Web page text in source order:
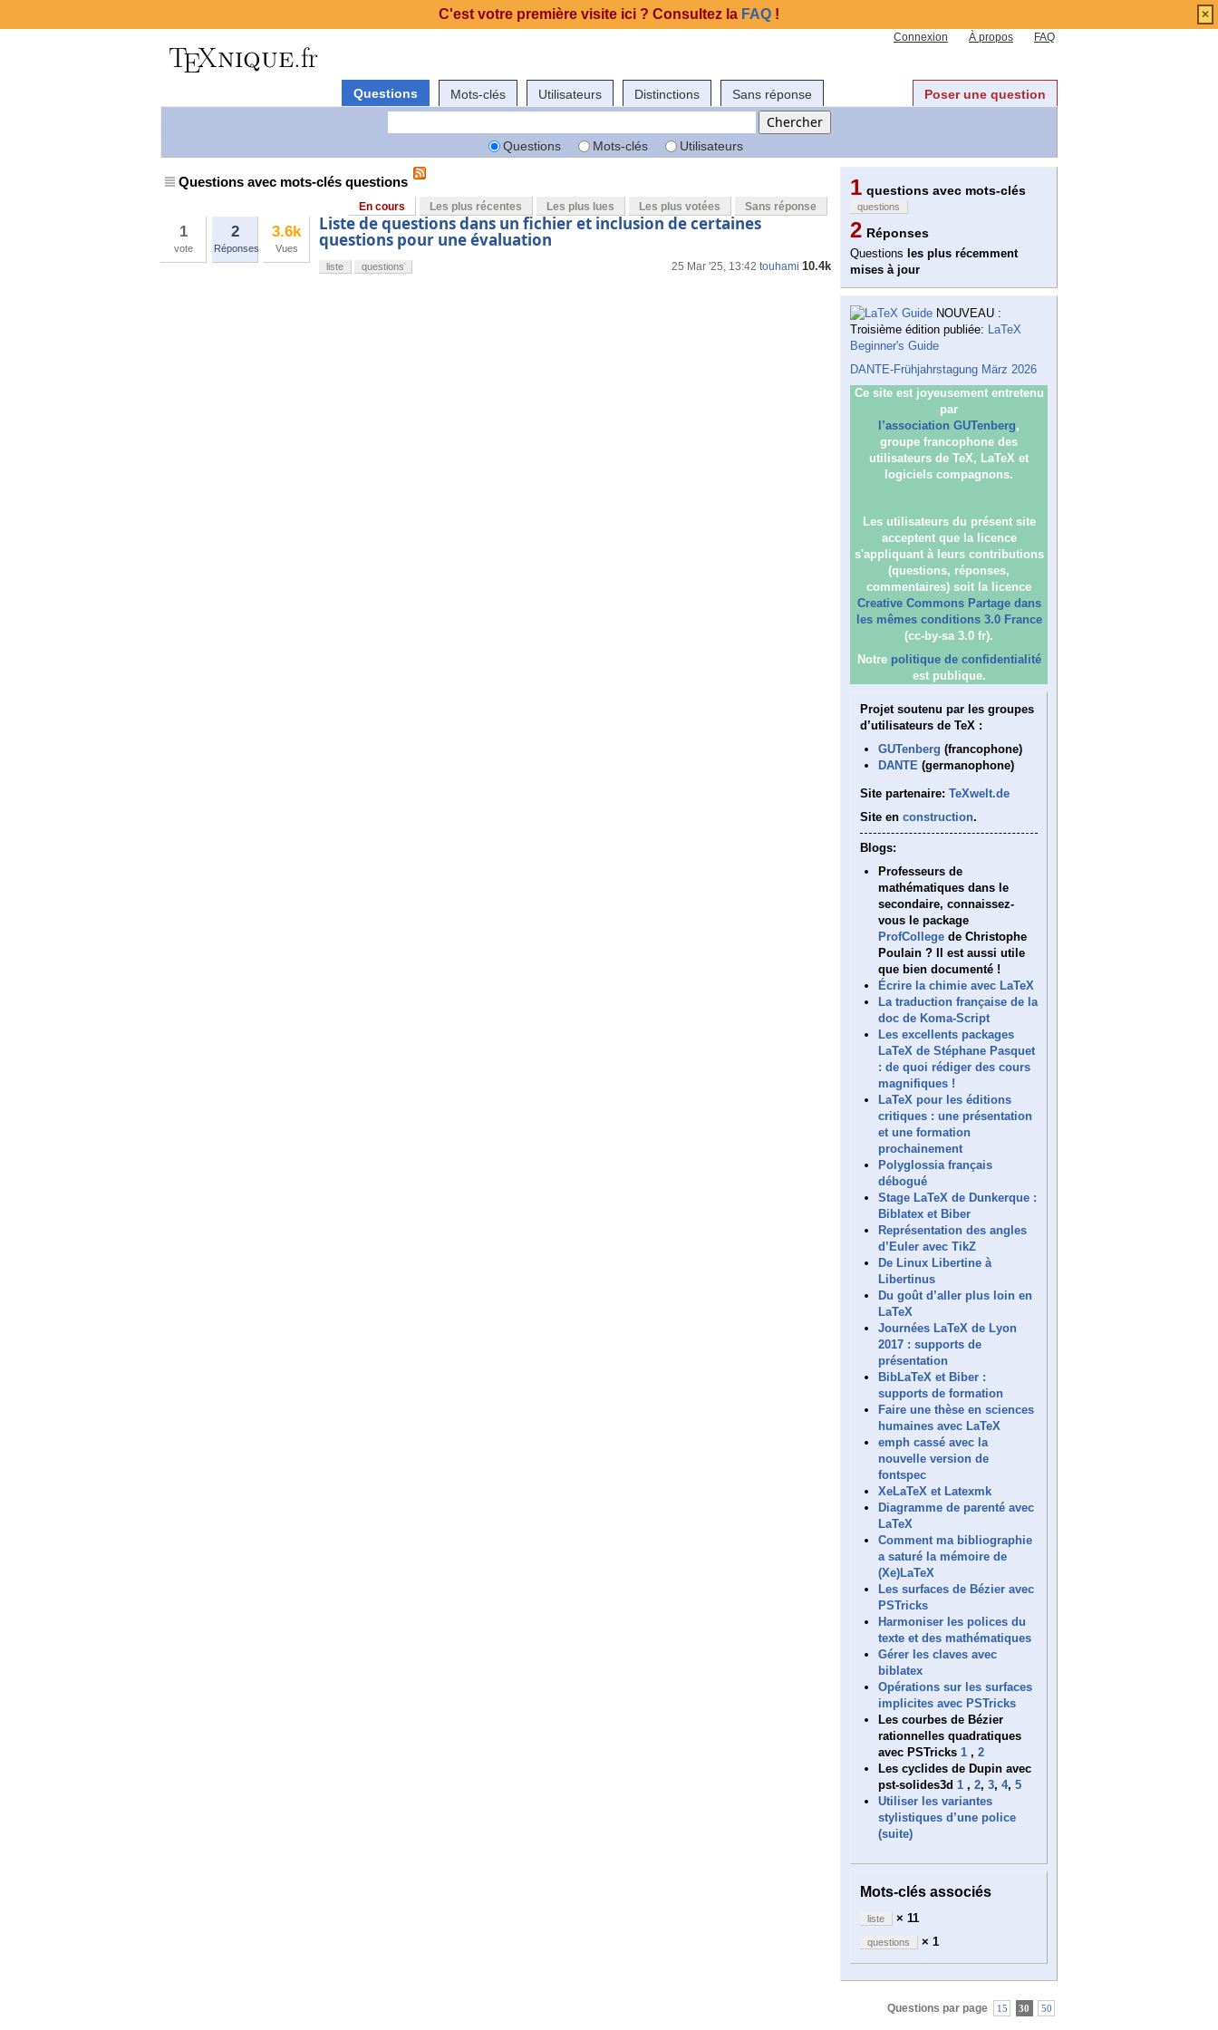
Connexion À propos FAQ
Questions Mots-clés Utilisateurs Distinctions Sans réponse Poser une question
Questions Mots-clés Utilisateurs
Questions avec mots-clés questions
En cours Les plus récentes Les plus lues Les plus votées Sans réponse
1
vote
2
Réponses
3.6k
Vues
Liste de questions dans un fichier et inclusion de certaines
questions pour une évaluation
25 Mar '25, 13:42 touhami 10.4k
liste questions
1 questions avec mots-clés
questions
2 Réponses
Questions les plus récemment
mises à jour
NOUVEAU :
Troisième édition publiée: LaTeX
Beginner's Guide
DANTE-Frühjahrstagung März 2026
Ce site est joyeusement entretenu
par
l’association GUTenberg,
groupe francophone des
utilisateurs de TeX, LaTeX et
logiciels compagnons.
Les utilisateurs du présent site
acceptent que la licence
s'appliquant à leurs contributions
(questions, réponses,
commentaires) soit la licence
Creative Commons Partage dans
les mêmes conditions 3.0 France
(cc-by-sa 3.0 fr).
Notre politique de confidentialité
est publique.
Projet soutenu par les groupes
d’utilisateurs de TeX :
GUTenberg (francophone)
DANTE (germanophone)
Site partenaire: TeXwelt.de
Site en construction.
Blogs:
Professeurs de
mathématiques dans le
secondaire, connaissez-
vous le package
ProfCollege de Christophe
Poulain ? Il est aussi utile
que bien documenté !
Écrire la chimie avec LaTeX
La traduction française de la
doc de Koma-Script
Les excellents packages
LaTeX de Stéphane Pasquet
: de quoi rédiger des cours
magnifiques !
LaTeX pour les éditions
critiques : une présentation
et une formation
prochainement
Polyglossia français
débogué
Stage LaTeX de Dunkerque :
Biblatex et Biber
Représentation des angles
d’Euler avec TikZ
De Linux Libertine à
Libertinus
Du goût d’aller plus loin en
LaTeX
Journées LaTeX de Lyon
2017 : supports de
présentation
BibLaTeX et Biber :
supports de formation
Faire une thèse en sciences
humaines avec LaTeX
emph cassé avec la
nouvelle version de
fontspec
XeLaTeX et Latexmk
Diagramme de parenté avec
LaTeX
Comment ma bibliographie
a saturé la mémoire de
(Xe)LaTeX
Les surfaces de Bézier avec
PSTricks
Harmoniser les polices du
texte et des mathématiques
Gérer les claves avec
biblatex
Opérations sur les surfaces
implicites avec PSTricks
Les courbes de Bézier
rationnelles quadratiques
avec PSTricks 1 , 2
Les cyclides de Dupin avec
pst-solides3d 1 , 2, 3, 4, 5
Utiliser les variantes
stylistiques d’une police
(suite)
Mots-clés associés
liste × 11
questions × 1
Questions par page 15 30 50
C'est votre première visite ici ? Consultez la FAQ ! ×